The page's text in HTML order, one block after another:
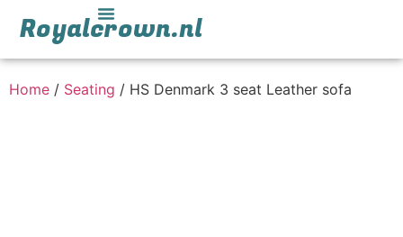
Royalcrown.nl
Home / Seating / HS Denmark 3 seat Leather sofa